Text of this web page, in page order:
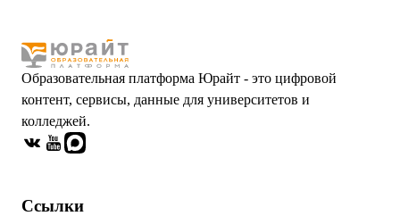
Образовательная платформа Юрайт - это цифровой
контент, сервисы, данные для университетов и
колледжей.
Ссылки